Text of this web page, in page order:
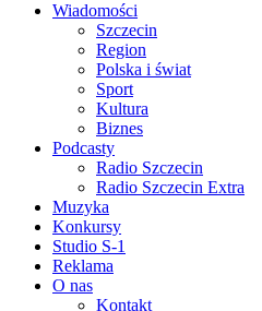
Wiadomości
Szczecin
Region
Polska i świat
Sport
Kultura
Biznes
Podcasty
Radio Szczecin
Radio Szczecin Extra
Muzyka
Konkursy
Studio S-1
Reklama
O nas
Kontakt